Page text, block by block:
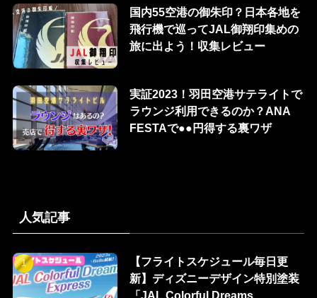
国内55空港の御朱印？日本各地を
飛行機で巡ってJAL御翔印集めの
旅に出よう！収集レビュー
実証2023！羽田空港サテライトで
ラウンジ利用できるのか？ANA
FESTAで●●円得する裏ワザ
人気記事
【フライトスケジュール毎日更
新】ディズニーデザイン特別塗装
「JAL Colorful Dreams